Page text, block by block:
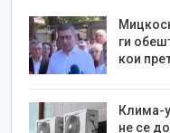
ги
кои
Клима-
не се